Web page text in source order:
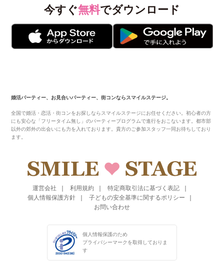
今すぐ無料でダウンロード
婚活パーティー、お見合いパーティー、街コンならスマイルステージ。
全国で婚活・恋活・街コンをお探しならスマイルステージにお任せください。初心者の方
にも安心な「フリータイム無し」のパーティープログラムで進行をおこないます。都市部
以外の郊外の出会いにも力を入れております。貴方のご参加スタッフ一同お待ちしており
ます。
運営会社 利用規約
特定商取引法に基づく表記
個人情報保護方針
子どもの安全基準に関するポリシー
お問い合わせ
個人情報保護のため
プライバシーマークを取得しておりま
す